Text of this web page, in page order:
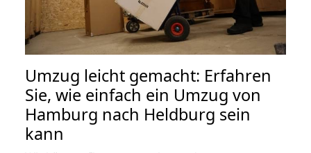
Umzug leicht gemacht: Erfahren
Sie, wie einfach ein Umzug von
Hamburg nach Heldburg sein
kann